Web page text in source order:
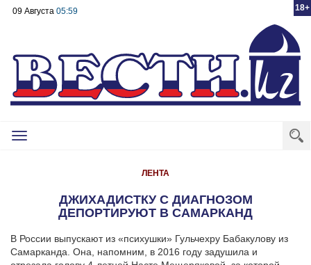
18+
09 Августа 05:59
Toggle
ЛЕНТА
ДЖИХАДИСТКУ С ДИАГНОЗОМ
ДЕПОРТИРУЮТ В САМАРКАНД
В России выпускают из «психушки» Гульчехру Бабакулову из
Самарканда. Она, напомним, в 2016 году задушила и